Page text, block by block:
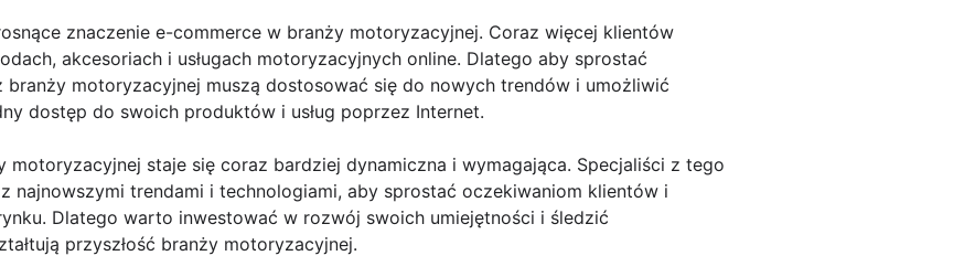
znaczenie e-commerce w branży motoryzacyjnej. Coraz więcej klientów
akcesoriach i usługach motoryzacyjnych online. Dlatego aby sprostać
motoryzacyjnej muszą dostosować się do nowych trendów i umożliwić
dostęp do swoich produktów i usług poprzez Internet.
motoryzacyjnej staje się coraz bardziej dynamiczna i wymagająca. Specjaliści z tego
najnowszymi trendami i technologiami, aby sprostać oczekiwaniom klientów i
Dlatego warto inwestować w rozwój swoich umiejętności i śledzić
przyszłość branży motoryzacyjnej.